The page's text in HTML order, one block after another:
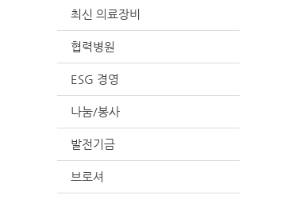
최신 의료장비
협력병원
ESG 경영
나눔/봉사
발전기금
브로셔